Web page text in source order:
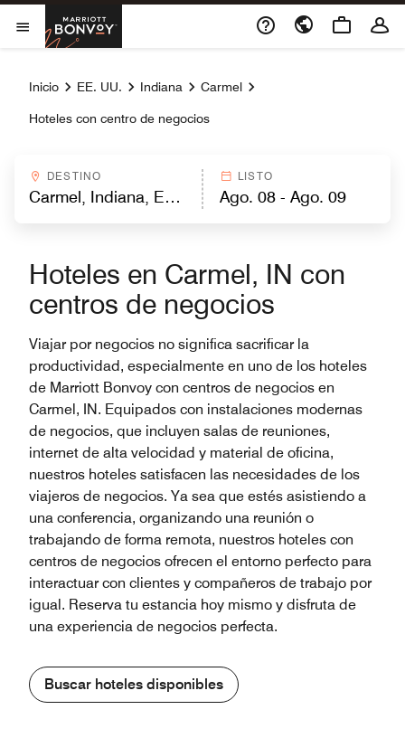
Skip to Content
Abrir el menú
Marriott Bonvoy
Inicio EE. UU. Indiana Carmel
Hoteles con centro de negocios
DESTINO LISTO
Hoteles en Carmel, IN con
centros de negocios
Viajar por negocios no significa sacrificar la
productividad, especialmente en uno de los hoteles
de Marriott Bonvoy con centros de negocios en
Carmel, IN. Equipados con instalaciones modernas
de negocios, que incluyen salas de reuniones,
internet de alta velocidad y material de oficina,
nuestros hoteles satisfacen las necesidades de los
viajeros de negocios. Ya sea que estés asistiendo a
una conferencia, organizando una reunión o
trabajando de forma remota, nuestros hoteles con
centros de negocios ofrecen el entorno perfecto para
interactuar con clientes y compañeros de trabajo por
igual. Reserva tu estancia hoy mismo y disfruta de
una experiencia de negocios perfecta.
Buscar hoteles disponibles